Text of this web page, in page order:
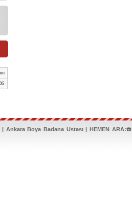
Ankara Boya Badana Ustası | HEMEN